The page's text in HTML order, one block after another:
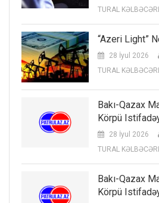
TURAL
“Azeri Light”
28 İyul 2026
TURAL
Bakı-Qazax
Körpü
28 İyul 2026
TURAL
Bakı-Qazax
Körpü